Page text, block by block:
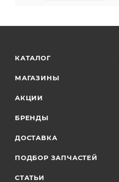
КАТАЛОГ
МАГАЗИНЫ
АКЦИИ
БРЕНДЫ
ДОСТАВКА
ПОДБОР ЗАПЧАСТЕЙ
СТАТЬИ